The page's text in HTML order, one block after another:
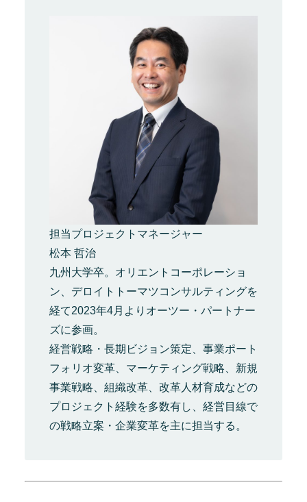
担当プロジェクトマネージャー
松本 哲治
九州大学卒。オリエントコーポレーショ
ン、デロイトトーマツコンサルティングを
経て2023年4月よりオーツー・パートナー
ズに参画。
経営戦略・長期ビジョン策定、事業ポート
フォリオ変革、マーケティング戦略、新規
事業戦略、組織改革、改革人材育成などの
プロジェクト経験を多数有し、経営目線で
の戦略立案・企業変革を主に担当する。